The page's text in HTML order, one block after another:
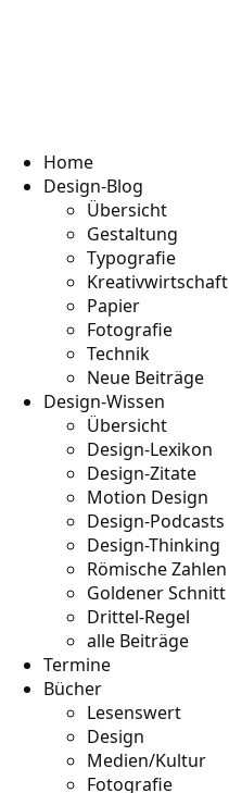
Home
Design-Blog
Übersicht
Gestaltung
Typografie
Kreativwirtschaft
Papier
Fotografie
Technik
Neue Beiträge
Design-Wissen
Übersicht
Design-Lexikon
Design-Zitate
Motion Design
Design-Podcasts
Design-Thinking
Römische Zahlen
Goldener Schnitt
Drittel-Regel
alle Beiträge
Termine
Bücher
Lesenswert
Design
Medien/Kultur
Fotografie